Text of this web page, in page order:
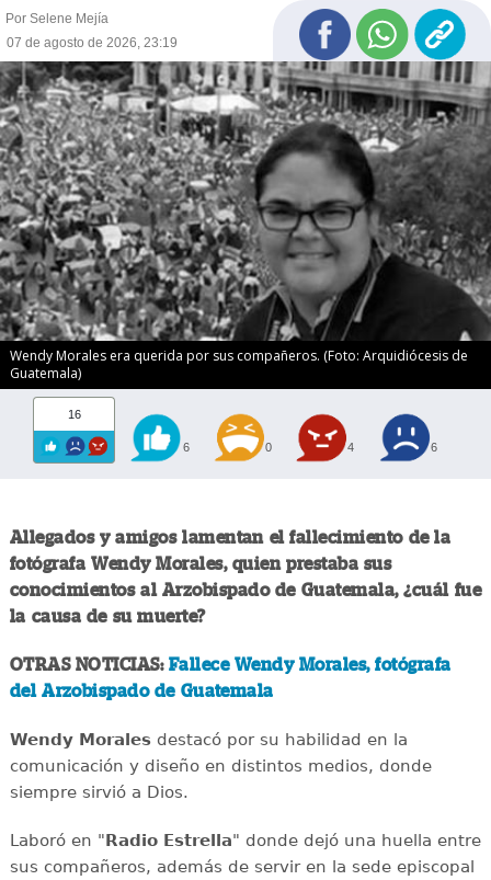
Por Selene Mejía
07 de agosto de 2026, 23:19
Wendy Morales era querida por sus compañeros. (Foto: Arquidiócesis de
Guatemala)
16
6 0 4 6
Allegados y amigos lamentan el fallecimiento de la
fotógrafa Wendy Morales, quien prestaba sus
conocimientos al Arzobispado de Guatemala, ¿cuál fue
la causa de su muerte?
OTRAS NOTICIAS: Fallece Wendy Morales, fotógrafa
del Arzobispado de Guatemala
Wendy Moralesdestacó por su habilidad en la
comunicación y diseño en distintos medios, donde
siempre sirvió a Dios.
Laboró en "Radio Estrella" donde dejó una huella entre
sus compañeros, además de servir en la sede episcopal